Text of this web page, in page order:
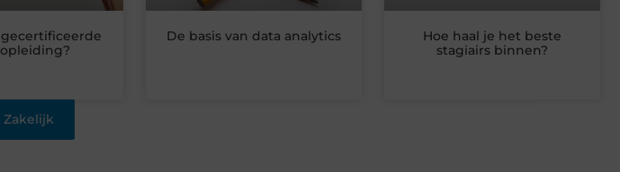
De basis van data analytics
Hoe haal je het beste
stagiairs binnen?
Zakelijk